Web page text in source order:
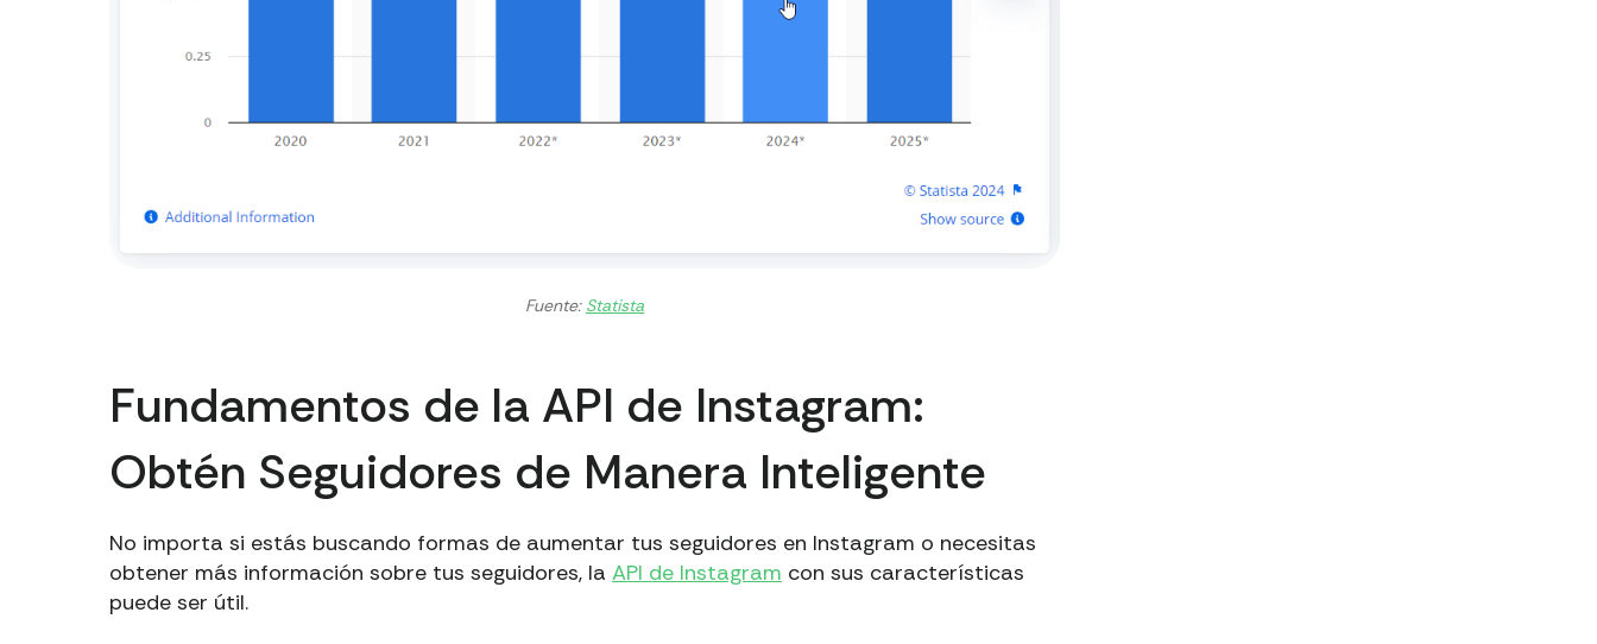
Fuente: Statista
Fundamentos de la API de Instagram:
Obtén Seguidores de Manera Inteligente
No importa si estás buscando formas de aumentar tus seguidores en Instagram o necesitas
obtener más información sobre tus seguidores, la API de Instagram con sus características
puede ser útil.